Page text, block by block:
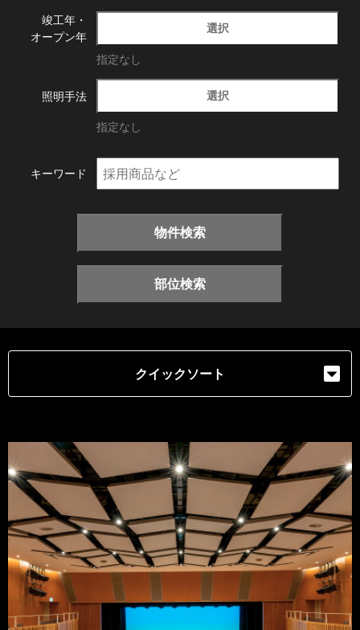
竣工年・
オープン年
選択
指定なし
照明手法 選択
指定なし
キーワード
物件検索
部位検索
クイックソート